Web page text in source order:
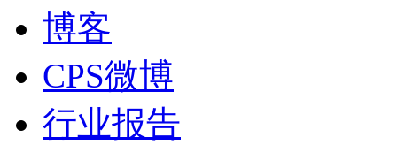
博客
CPS微博
行业报告